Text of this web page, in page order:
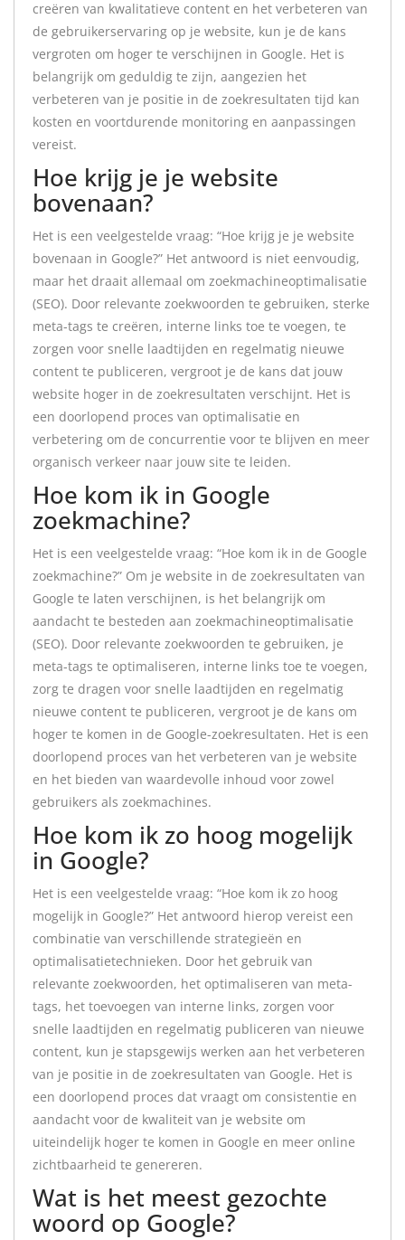
creëren van kwalitatieve content en het verbeteren van
de gebruikerservaring op je website, kun je de kans
vergroten om hoger te verschijnen in Google. Het is
belangrijk om geduldig te zijn, aangezien het
verbeteren van je positie in de zoekresultaten tijd kan
kosten en voortdurende monitoring en aanpassingen
vereist.
Hoe krijg je je website
bovenaan?
Het is een veelgestelde vraag: “Hoe krijg je je website
bovenaan in Google?” Het antwoord is niet eenvoudig,
maar het draait allemaal om zoekmachineoptimalisatie
(SEO). Door relevante zoekwoorden te gebruiken, sterke
meta-tags te creëren, interne links toe te voegen, te
zorgen voor snelle laadtijden en regelmatig nieuwe
content te publiceren, vergroot je de kans dat jouw
website hoger in de zoekresultaten verschijnt. Het is
een doorlopend proces van optimalisatie en
verbetering om de concurrentie voor te blijven en meer
organisch verkeer naar jouw site te leiden.
Hoe kom ik in Google
zoekmachine?
Het is een veelgestelde vraag: “Hoe kom ik in de Google
zoekmachine?” Om je website in de zoekresultaten van
Google te laten verschijnen, is het belangrijk om
aandacht te besteden aan zoekmachineoptimalisatie
(SEO). Door relevante zoekwoorden te gebruiken, je
meta-tags te optimaliseren, interne links toe te voegen,
zorg te dragen voor snelle laadtijden en regelmatig
nieuwe content te publiceren, vergroot je de kans om
hoger te komen in de Google-zoekresultaten. Het is een
doorlopend proces van het verbeteren van je website
en het bieden van waardevolle inhoud voor zowel
gebruikers als zoekmachines.
Hoe kom ik zo hoog mogelijk
in Google?
Het is een veelgestelde vraag: “Hoe kom ik zo hoog
mogelijk in Google?” Het antwoord hierop vereist een
combinatie van verschillende strategieën en
optimalisatietechnieken. Door het gebruik van
relevante zoekwoorden, het optimaliseren van meta-
tags, het toevoegen van interne links, zorgen voor
snelle laadtijden en regelmatig publiceren van nieuwe
content, kun je stapsgewijs werken aan het verbeteren
van je positie in de zoekresultaten van Google. Het is
een doorlopend proces dat vraagt om consistentie en
aandacht voor de kwaliteit van je website om
uiteindelijk hoger te komen in Google en meer online
zichtbaarheid te genereren.
Wat is het meest gezochte
woord op Google?